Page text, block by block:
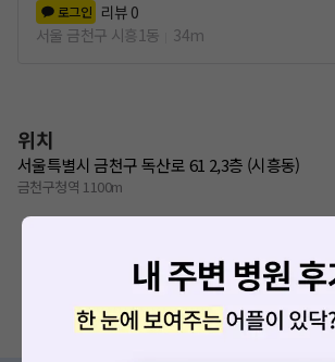
로그인 리뷰 0
서울 금천구 시흥1동
34m
위치
서울특별시 금천구 독산로 61 2,3층 (시흥동)
금천구청역 1100m